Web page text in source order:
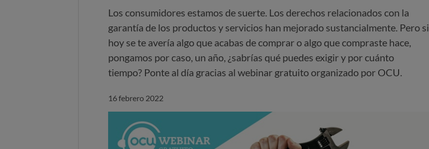
Los consumidores estamos de suerte. Los derechos relacionados con la
garantía de los productos y servicios han mejorado sustancialmente. Pero si
hoy se te avería algo que acabas de comprar o algo que compraste hace,
pongamos por caso, un año, ¿sabrías qué puedes exigir y por cuánto
tiempo? Ponte al día gracias al webinar gratuito organizado por OCU.
16 febrero 2022